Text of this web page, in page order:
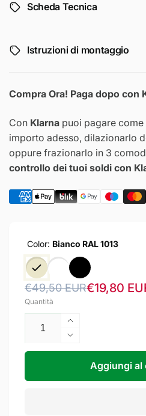
Scheda Tecnica
Istruzioni di montaggio
Compra Ora! Paga dopo con
Con Klarna puoi pagare
importo adesso, dilazionarlo
oppure frazionarlo in 3
controllo dei tuoi soldi con
Color: Bianco RAL 1013
Prezzo
di
listino
€49,50 EUR
Prezzo
scontato
€19,80
Quantità
Aumenta
quantità
per
SAVIO
Diminuisci
quantità
SAVIO
Aggiungi al